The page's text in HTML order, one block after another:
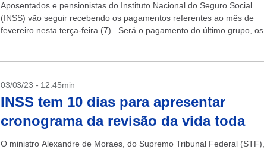
Aposentados e pensionistas do Instituto Nacional do Seguro Social
(INSS) vão seguir recebendo os pagamentos referentes ao mês de
fevereiro nesta terça-feira (7). Será o pagamento do último grupo, os
03/03/23 - 12:45min
INSS tem 10 dias para apresentar
cronograma da revisão da vida toda
O ministro Alexandre de Moraes, do Supremo Tribunal Federal (STF),